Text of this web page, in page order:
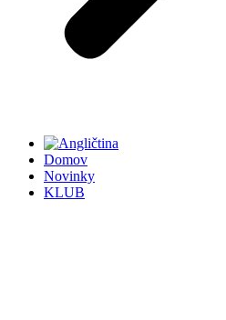
Domov
Novinky
KLUB